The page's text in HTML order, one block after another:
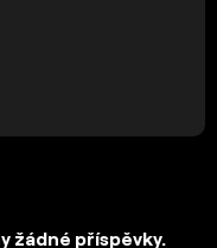
žádné příspěvky.